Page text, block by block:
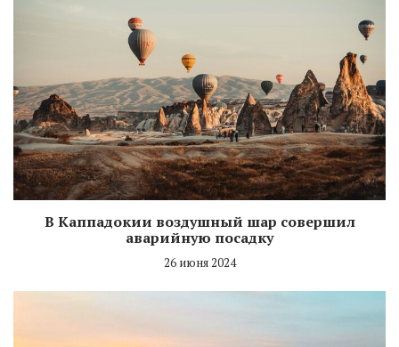
В Каппадокии воздушный шар совершил
аварийную посадку
26 июня 2024